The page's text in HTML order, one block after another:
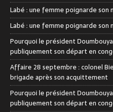
Labé : une femme poignarde son
Labé : une femme poignarde son
Pourquoi le président
publiquement son départ en
Affaire 28 septembre : colonel
brigade après son acquittement
Pourquoi le président
publiquement son départ en